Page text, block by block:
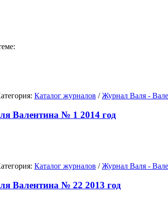
Каталог журналов /Журнал Валя -
Валентина № 1 2014 год
Каталог журналов /Журнал Валя -
Валентина № 22 2013 год